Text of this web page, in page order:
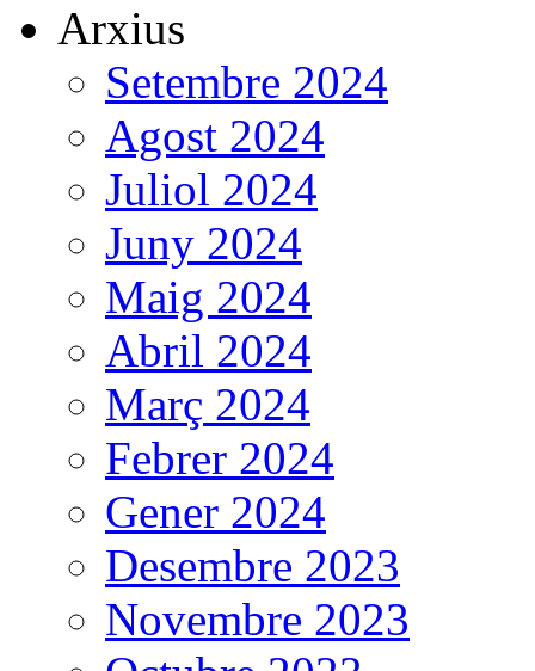
Arxius
Setembre 2024
Agost 2024
Juliol 2024
Juny 2024
Maig 2024
Abril 2024
Març 2024
Febrer 2024
Gener 2024
Desembre 2023
Novembre 2023